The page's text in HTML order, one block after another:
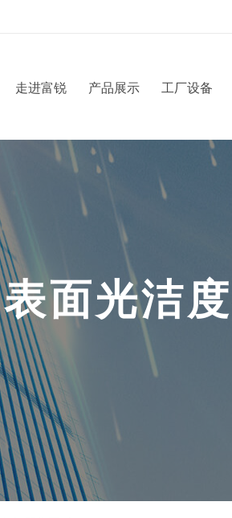
走进富锐 产品展示 工厂设备
表面光洁度